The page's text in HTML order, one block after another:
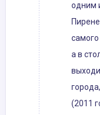
одним
а в
(2011